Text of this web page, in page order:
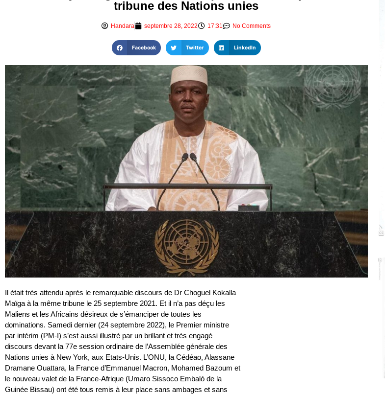
tribune des Nations unies
Handara septembre 28, 2022 17:31 No Comments
Facebook Twitter LinkedIn
Il était très attendu après le remarquable discours de Dr Choguel Kokalla
Maïga à la même tribune le 25 septembre 2021. Et il n’a pas déçu les
Maliens et les Africains désireux de s’émanciper de toutes les
dominations. Samedi dernier (24 septembre 2022), le Premier ministre
par intérim (PM-I) s’est aussi illustré par un brillant et très engagé
discours devant la 77e session ordinaire de l’Assemblée générale des
Nations unies à New York, aux Etats-Unis. L’ONU, la Cédéao, Alassane
Dramane Ouattara, la France d’Emmanuel Macron, Mohamed Bazoum et
le nouveau valet de la France-Afrique (Umaro Sissoco Embaló de la
Guinée Bissau) ont été tous remis à leur place sans ambages et sans